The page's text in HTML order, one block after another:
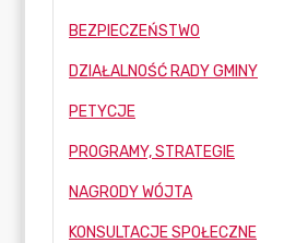
BEZPIECZEŃSTWO
DZIAŁALNOŚĆ RADY GMINY
PETYCJE
PROGRAMY, STRATEGIE
NAGRODY WÓJTA
KONSULTACJE SPOŁECZNE